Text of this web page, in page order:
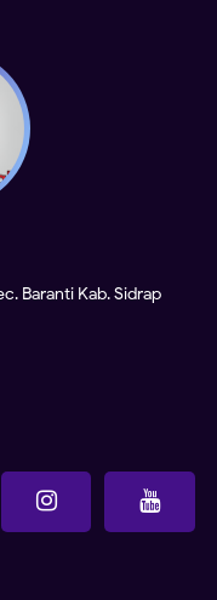
Baranti Kab. Sidrap